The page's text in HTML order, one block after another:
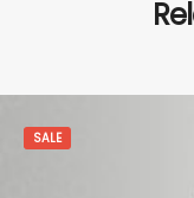
SALE